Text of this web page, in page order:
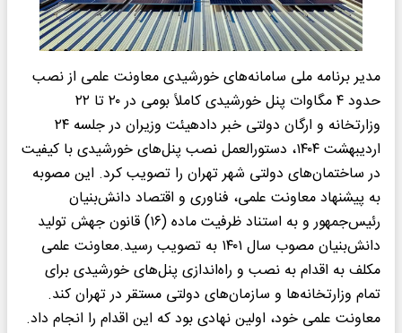
مدیر برنامه ملی سامانه‌های خورشیدی معاونت علمی از نصب
حدود ۴ مگاوات پنل خورشیدی کاملاً بومی در ۲۰ تا ۲۲
وزارتخانه و ارگان دولتی خبر دادهیئت وزیران در جلسه ۲۴
اردیبهشت ۱۴۰۴، دستورالعمل نصب پنل‌های خورشیدی با کیفیت
در ساختمان‌های دولتی شهر تهران را تصویب کرد. این مصوبه
به پیشنهاد معاونت علمی، فناوری و اقتصاد دانش‌بنیان
رئیس‌جمهور و به استناد ظرفیت ماده (۱۶) قانون جهش تولید
دانش‌بنیان مصوب سال ۱۴۰۱ به تصویب رسید.معاونت علمی
مکلف به اقدام به نصب و راه‌اندازی پنل‌های خورشیدی برای
تمام وزارتخانه‌ها و سازمان‌های دولتی مستقر در تهران کند.
معاونت علمی خود، اولین نهادی بود که این اقدام را انجام داد.